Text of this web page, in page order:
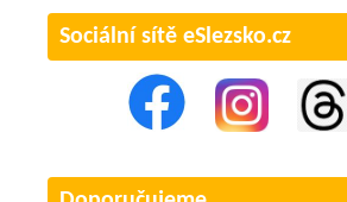
Sociální sítě eSlezsko.cz